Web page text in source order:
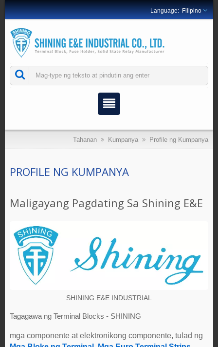
Filipino
Tahanan Kumpanya Profile ng Kumpanya
PROFILE NG KUMPANYA
Maligayang Pagdating Sa Shining E&E
SHINING E&E INDUSTRIAL
Tagagawa ng Terminal Blocks - SHINING
mga componente at elektronikong componente, tulad ng